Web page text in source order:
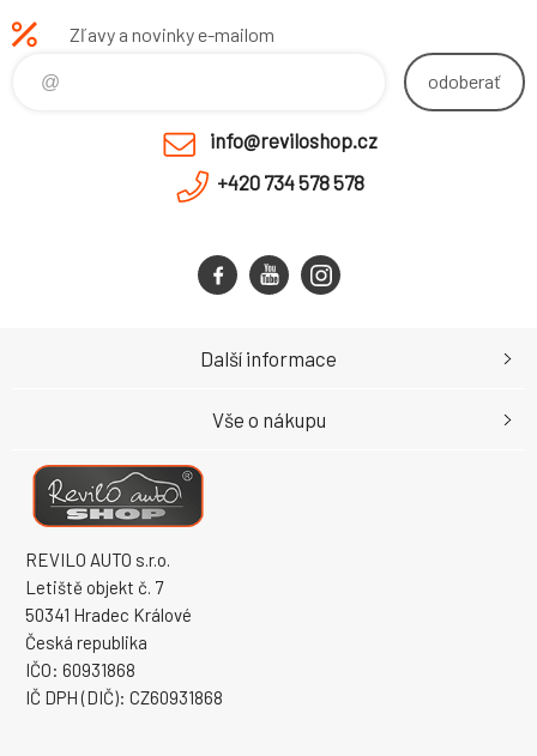
Zľavy a novinky e-mailom
odoberať
info@reviloshop.cz
+420 734 578 578
REVILO AUTO s.r.o.
Letiště objekt č. 7
50341 Hradec Králové
Česká republika
IČO: 60931868
IČ DPH (DIČ): CZ60931868
Další informace
Vše o nákupu